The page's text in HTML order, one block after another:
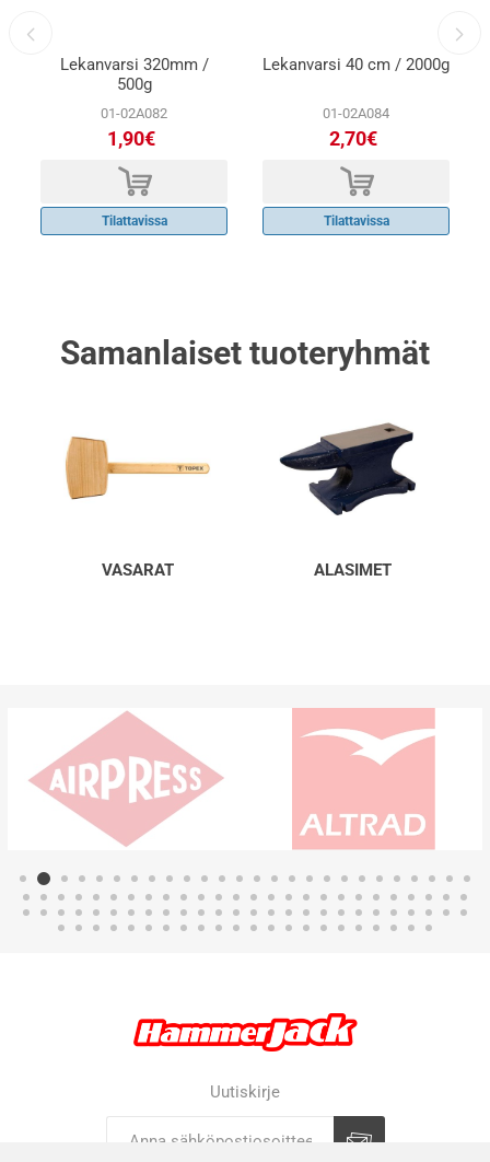
Lekanvarsi 320mm /
500g
01-02A082
1,90€
d
Tilattavissa
Lekanvarsi 40 cm / 2000g
01-02A084
2,70€
d
Tilattavissa
Samanlaiset tuoteryhmät
VASARAT ALASIMET
Uutiskirje